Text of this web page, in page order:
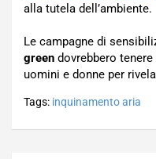
alla tutela dell’ambiente.
Le campagne di
green dovrebbero
uomini e donne per
Tags: inquinamento aria